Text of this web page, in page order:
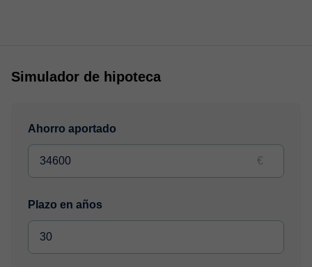
Simulador de hipoteca
Ahorro aportado
€
Plazo en años